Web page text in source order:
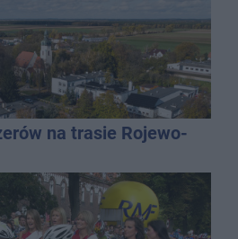
na trasie Rojewo-